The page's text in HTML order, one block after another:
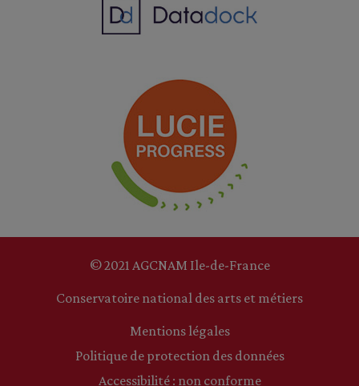
© 2021 AGCNAM Ile-de-France
Conservatoire national des arts et métiers
Mentions légales
Politique de protection des données
Accessibilité : non conforme